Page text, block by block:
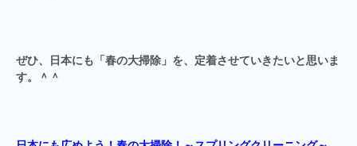
ぜひ、日本にも「春の大掃除」を、定着させていきたいと思いま
す。＾＾